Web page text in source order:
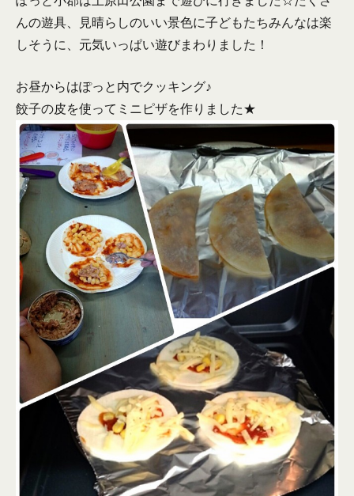
んの遊具、見晴らしのいい景色に子どもたちみんなは楽
しそうに、元気いっぱい遊びまわりました！
お昼からはぽっと内でクッキング♪
餃子の皮を使ってミニピザを作りました★